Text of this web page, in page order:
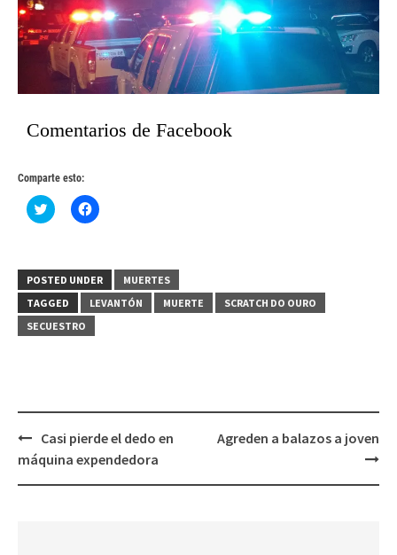
Comentarios de Facebook
Comparte esto:
Haz
clic
(Se
abre
en
una
ventana
nueva)
Haz
clic
(Se
abre
en
una
nueva)
POSTED UNDER
MUERTES
TAGGED
LEVANTÓN MUERTE
SCRATCH DO OURO
SECUESTRO
Post
navigation
Casi pierde el dedo en
máquina expendedora
Agreden a balazos a joven